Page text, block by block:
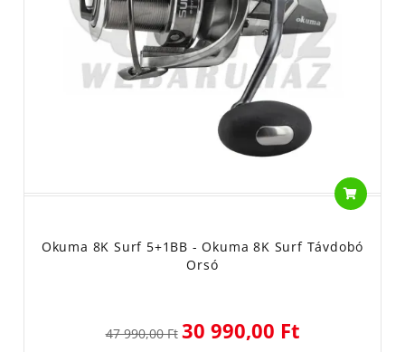
Okuma 8K Surf 5+1BB - Okuma 8K Surf Távdobó
Orsó
47 990,00 Ft 30 990,00 Ft